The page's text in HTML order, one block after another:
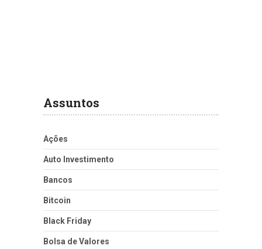
Assuntos
Ações
Auto Investimento
Bancos
Bitcoin
Black Friday
Bolsa de Valores